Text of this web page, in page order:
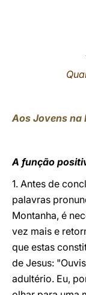
Aos Jovens na
A função
1. Antes de
palavras
Montanha, é
vez mais e
que estas
de Jesus:
adultério. Eu,